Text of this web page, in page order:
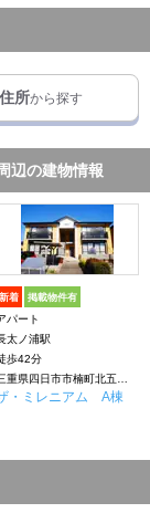
住所から探す
辺の建物情報
新着 掲載物件有
パート
太ノ浦駅
歩42分
・ミレニアム A棟